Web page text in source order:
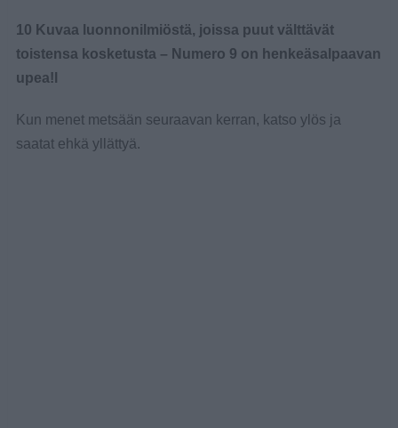
10 Kuvaa luonnonilmiöstä, joissa puut välttävät
toistensa kosketusta – Numero 9 on henkeäsalpaavan
upea!l
Kun menet metsään seuraavan kerran, katso ylös ja
saatat ehkä yllättyä.